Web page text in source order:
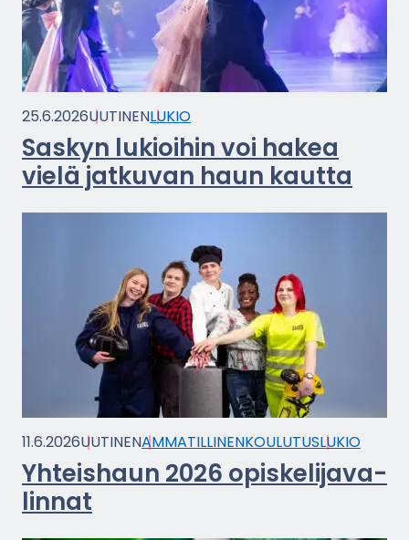
25.6.2026UU­TI­NENLUKIO
Sas­kyn lu­kioi­hin voi hakea
vielä jat­ku­van haun kaut­ta
11.6.2026UU­TI­NENAM­MA­TIL­LI­NEN­KOU­LU­TUSLUKIO
Yh­teis­haun 2026 opis­ke­li­ja­va­
lin­nat